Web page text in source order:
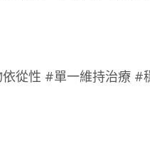
從性 #單一維持治療 #